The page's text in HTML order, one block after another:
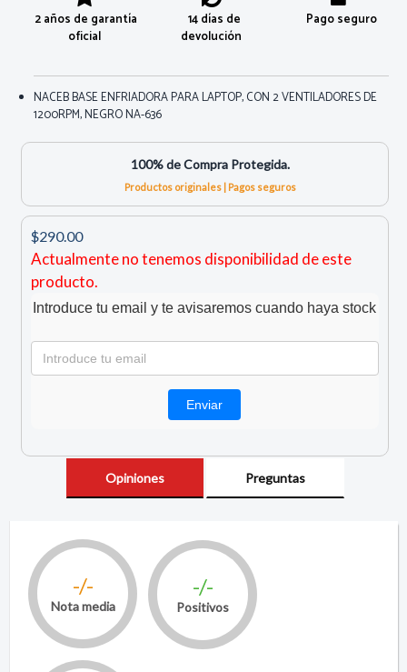
2 años de garantía
oficial
14 días de
devolución
Pago seguro
NACEB BASE ENFRIADORA PARA LAPTOP, CON 2 VENTILADORES DE
1200RPM, NEGRO NA-636
100% de Compra Protegida.
Productos originales | Pagos seguros
$290.00
Actualmente no tenemos disponibilidad de este
producto.
Introduce tu email y te avisaremos cuando haya stock
Opiniones Preguntas
-/-
Nota media
-/-
Positivos